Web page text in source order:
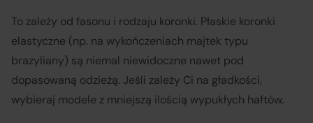
To zależy od fasonu i rodzaju koronki. Płaskie koronki
elastyczne (np. na wykończeniach majtek typu
brazyliany) są niemal niewidoczne nawet pod
dopasowaną odzieżą. Jeśli zależy Ci na gładkości,
wybieraj modele z mniejszą ilością wypukłych haftów.